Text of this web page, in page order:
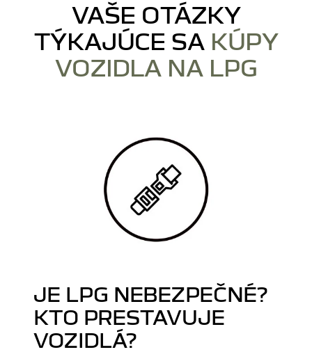
VAŠE OTÁZKY
TÝKAJÚCE SA KÚPY
VOZIDLA NA LPG
JE LPG NEBEZPEČNÉ?
KTO PRESTAVUJE
VOZIDLÁ?